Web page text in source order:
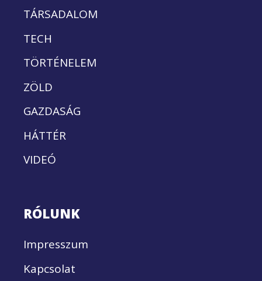
TÁRSADALOM
TECH
TÖRTÉNELEM
ZÖLD
GAZDASÁG
HÁTTÉR
VIDEÓ
RÓLUNK
Impresszum
Kapcsolat